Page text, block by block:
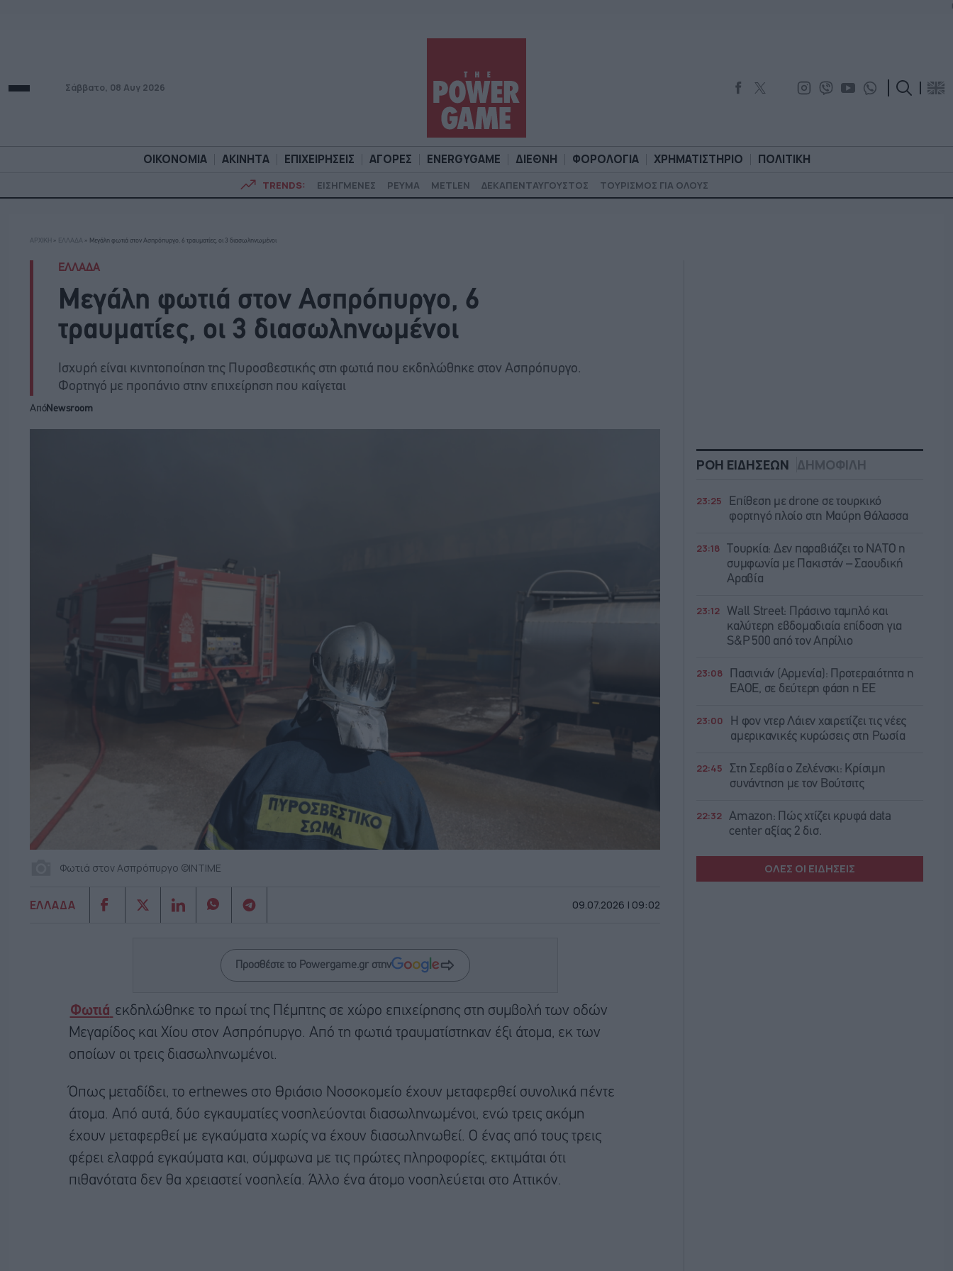
Σάββατο, 08 Αυγ 2026
ΟΙΚΟΝΟΜΙΑ ΑΚΙΝΗΤΑ ΕΠΙΧΕΙΡΗΣΕΙΣ ΑΓΟΡΕΣ ENERGYGAME ΔΙΕΘΝΗ ΦΟΡΟΛΟΓΙΑ ΧΡΗΜΑΤΙΣΤΗΡΙΟ ΠΟΛΙΤΙΚΗ
TRENDS: ΕΙΣΗΓΜΕΝΕΣ ΡΕΥΜΑ METLEN ΔΕΚΑΠΕΝΤΑΥΓΟΥΣΤΟΣ ΤΟΥΡΙΣΜΟΣ ΓΙΑ ΟΛΟΥΣ
ΟΙΚΟΝΟΜΙΑ
ΑΡΧΙΚΗ » ΕΛΛΑΔΑ » Μεγάλη φωτιά στον Ασπρόπυργο, 6 τραυματίες, οι 3 διασωληνωμένοι
ΕΛΛΑΔΑ
Μεγάλη φωτιά στον Ασπρόπυργο, 6
τραυματίες, οι 3 διασωληνωμένοι
Ισχυρή είναι κινητοποίηση της Πυροσβεστικής στη φωτιά που εκδηλώθηκε στον Ασπρόπυργο.
Φορτηγό με προπάνιο στην επιχείρηση που καίγεται
ΑπόNewsroom
Φωτιά στον Ασπρόπυργο ©ΙΝΤΙΜΕ
ΕΛΛΑΔΑ 09.07.2026 | 09:02
Προσθέστε το Powergame.gr στην
Φωτιά εκδηλώθηκε το πρωί της Πέμπτης σε χώρο επιχείρησης στη συμβολή των οδών
Μεγαρίδος και Χίου στον Ασπρόπυργο. Από τη φωτιά τραυματίστηκαν έξι άτομα, εκ των
οποίων οι τρεις διασωληνωμένοι.
Όπως μεταδίδει, το ertnewes στο Θριάσιο Νοσοκομείο έχουν μεταφερθεί συνολικά πέντε
άτομα. Από αυτά, δύο εγκαυματίες νοσηλεύονται διασωληνωμένοι, ενώ τρεις ακόμη
έχουν μεταφερθεί με εγκαύματα χωρίς να έχουν διασωληνωθεί. Ο ένας από τους τρεις
φέρει ελαφρά εγκαύματα και, σύμφωνα με τις πρώτες πληροφορίες, εκτιμάται ότι
πιθανότατα δεν θα χρειαστεί νοσηλεία. Άλλο ένα άτομο νοσηλεύεται στο Αττικόν.
ΡΟΗ ΕΙΔΗΣΕΩΝ ΔΗΜΟΦΙΛΗ
23:25
Επίθεση με drone σε τουρκικό
φορτηγό πλοίο στη Μαύρη Θάλασσα
23:18
Τουρκία: Δεν παραβιάζει το ΝΑΤΟ η
συμφωνία με Πακιστάν – Σαουδική
Αραβία
23:12
Wall Street: Πράσινο ταμπλό και
καλύτερη εβδομαδιαία επίδοση για
S&P 500 από τον Απρίλιο
23:08
Πασινιάν (Αρμενία): Προτεραιότητα η
ΕΑΟΕ, σε δεύτερη φάση η ΕΕ
23:00
Η φον ντερ Λάιεν χαιρετίζει τις νέες
αμερικανικές κυρώσεις στη Ρωσία
22:45
Στη Σερβία ο Ζελένσκι: Κρίσιμη
συνάντηση με τον Βούτσιτς
22:32 Amazon: Πώς χτίζει κρυφά data
center αξίας 2 δισ.
ΟΛΕΣ ΟΙ ΕΙΔΗΣΕΙΣ